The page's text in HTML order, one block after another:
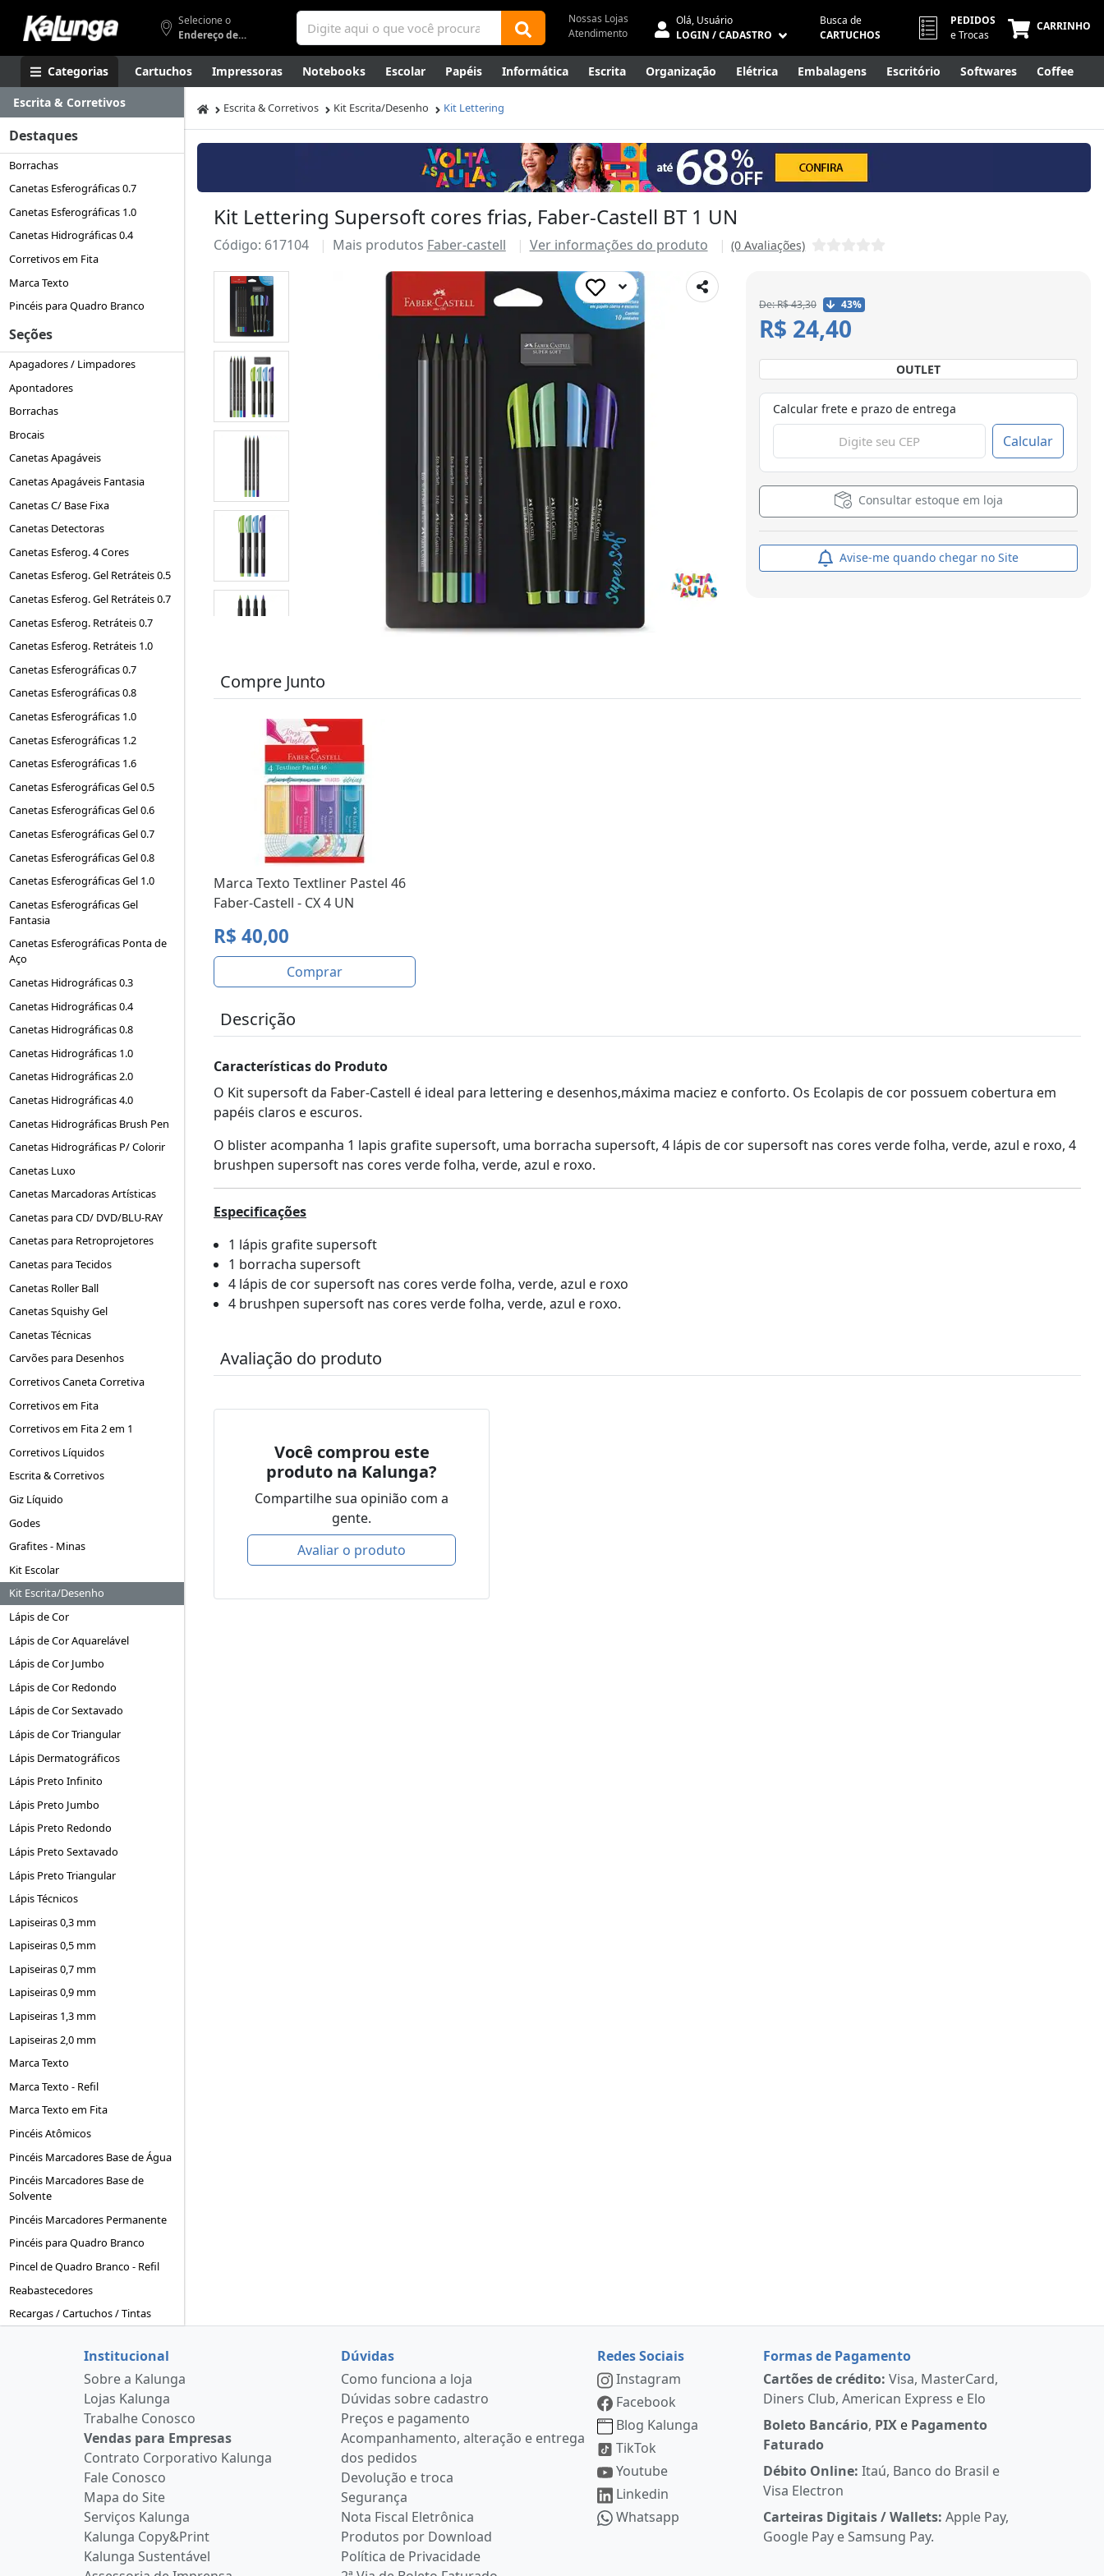
Selecione o
Endereço de entrega
Nossas Lojas
Atendimento
Olá, Usuário
LOGIN / CADASTRO
Busca de
CARTUCHOS
PEDIDOS
e Trocas
CARRINHO
Categorias Cartuchos Impressoras Notebooks Escolar Papéis Informática Escrita Organização Elétrica Embalagens Escritório Softwares Coffee
Apresentação Smartphones Artes Gamers Higiene Mídias Envelopes
Canetas Luxo
Outlet
Escrita & Corretivos
Destaques
Borrachas
Canetas Esferográficas 0.7
Canetas Esferográficas 1.0
Canetas Hidrográficas 0.4
Corretivos em Fita
Marca Texto
Pincéis para Quadro Branco
Seções
Apagadores / Limpadores
Apontadores
Borrachas
Brocais
Canetas Apagáveis
Canetas Apagáveis Fantasia
Canetas C/ Base Fixa
Canetas Detectoras
Canetas Esferog. 4 Cores
Canetas Esferog. Gel Retráteis 0.5
Canetas Esferog. Gel Retráteis 0.7
Canetas Esferog. Retráteis 0.7
Canetas Esferog. Retráteis 1.0
Canetas Esferográficas 0.7
Canetas Esferográficas 0.8
Canetas Esferográficas 1.0
Canetas Esferográficas 1.2
Canetas Esferográficas 1.6
Canetas Esferográficas Gel 0.5
Canetas Esferográficas Gel 0.6
Canetas Esferográficas Gel 0.7
Canetas Esferográficas Gel 0.8
Canetas Esferográficas Gel 1.0
Canetas Esferográficas Gel
Fantasia
Canetas Esferográficas Ponta de
Aço
Canetas Hidrográficas 0.3
Canetas Hidrográficas 0.4
Canetas Hidrográficas 0.8
Canetas Hidrográficas 1.0
Canetas Hidrográficas 2.0
Canetas Hidrográficas 4.0
Canetas Hidrográficas Brush Pen
Canetas Hidrográficas P/ Colorir
Canetas Luxo
Canetas Marcadoras Artísticas
Canetas para CD/ DVD/BLU-RAY
Canetas para Retroprojetores
Canetas para Tecidos
Canetas Roller Ball
Canetas Squishy Gel
Canetas Técnicas
Carvões para Desenhos
Corretivos Caneta Corretiva
Corretivos em Fita
Corretivos em Fita 2 em 1
Corretivos Líquidos
Escrita & Corretivos
Giz Líquido
Godes
Grafites - Minas
Kit Escolar
Kit Escrita/Desenho
Lápis de Cor
Lápis de Cor Aquarelável
Lápis de Cor Jumbo
Lápis de Cor Redondo
Lápis de Cor Sextavado
Lápis de Cor Triangular
Lápis Dermatográficos
Lápis Preto Infinito
Lápis Preto Jumbo
Lápis Preto Redondo
Lápis Preto Sextavado
Lápis Preto Triangular
Lápis Técnicos
Lapiseiras 0,3 mm
Lapiseiras 0,5 mm
Lapiseiras 0,7 mm
Lapiseiras 0,9 mm
Lapiseiras 1,3 mm
Lapiseiras 2,0 mm
Marca Texto
Marca Texto - Refil
Marca Texto em Fita
Pincéis Atômicos
Pincéis Marcadores Base de Água
Pincéis Marcadores Base de
Solvente
Pincéis Marcadores Permanente
Pincéis para Quadro Branco
Pincel de Quadro Branco - Refil
Reabastecedores
Recargas / Cartuchos / Tintas
Escrita & Corretivos Kit Escrita/Desenho Kit Lettering
Kit Lettering Supersoft cores frias, Faber-Castell BT 1 UN
Código: 617104 Mais produtos Faber-castell Ver informações do produto (0 Avaliações)
De: R$ 43,30 43%
R$ 24,40
OUTLET
Calcular frete e prazo de entrega
Calcular
Consultar estoque em loja
Avise-me quando chegar no Site
Compre Junto
Marca Texto Textliner Pastel 46
Faber-Castell - CX 4 UN
R$ 40,00
Comprar
Descrição
Características do Produto
O Kit supersoft da Faber-Castell é ideal para lettering e desenhos,máxima maciez e conforto. Os Ecolapis de cor possuem cobertura em
papéis claros e escuros.
O blister acompanha 1 lapis grafite supersoft, uma borracha supersoft, 4 lápis de cor supersoft nas cores verde folha, verde, azul e roxo, 4
brushpen supersoft nas cores verde folha, verde, azul e roxo.
Especificações
1 lápis grafite supersoft
1 borracha supersoft
4 lápis de cor supersoft nas cores verde folha, verde, azul e roxo
4 brushpen supersoft nas cores verde folha, verde, azul e roxo.
Avaliação do produto
Você comprou este
produto na Kalunga?
Compartilhe sua opinião com a
gente.
Avaliar o produto
Institucional
Sobre a Kalunga
Lojas Kalunga
Trabalhe Conosco
Vendas para Empresas
Contrato Corporativo Kalunga
Fale Conosco
Mapa do Site
Serviços Kalunga
Kalunga Copy&Print
Kalunga Sustentável
Dúvidas
Como funciona a loja
Dúvidas sobre cadastro
Preços e pagamento
Acompanhamento, alteração e entrega
dos pedidos
Devolução e troca
Segurança
Nota Fiscal Eletrônica
Produtos por Download
Política de Privacidade
Redes Sociais
Instagram
Facebook
Blog Kalunga
TikTok
Youtube
Linkedin
Whatsapp
Formas de Pagamento
Cartões de crédito: Visa, MasterCard,
Diners Club, American Express e Elo
Boleto Bancário, PIX e Pagamento
Faturado
Débito Online: Itaú, Banco do Brasil e
Visa Electron
Carteiras Digitais / Wallets:Apple Pay,
Google Pay e Samsung Pay.